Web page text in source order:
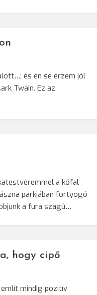
és én se érzem jól
Twain. Ez az
a kőfal
parkjában fortyogó
a fura szagú…
hogy cipő
mindig pozitív